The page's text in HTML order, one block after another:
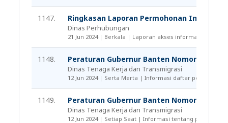
1147. Ringkasan Laporan Permohonan Informasi
Dinas Perhubungan
21 Jun 2024 | Berkala | Laporan akses informasi publik
1148. Peraturan Gubernur Banten Nomor 28
Dinas Tenaga Kerja dan Transmigrasi
12 Jun 2024 | Serta Merta | Informasi daftar peraturan,
1149. Peraturan Gubernur Banten Nomor 35
Dinas Tenaga Kerja dan Transmigrasi
12 Jun 2024 | Setiap Saat | Informasi tentang